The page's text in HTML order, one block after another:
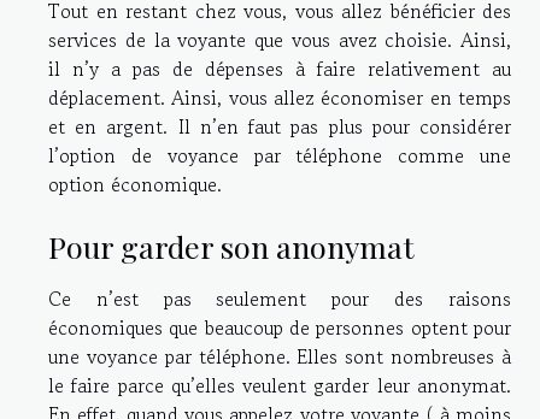
Tout en restant chez vous, vous allez bénéficier des
services de la voyante que vous avez choisie. Ainsi,
il n’y a pas de dépenses à faire relativement au
déplacement. Ainsi, vous allez économiser en temps
et en argent. Il n’en faut pas plus pour considérer
l’option de voyance par téléphone comme une
option économique.
Pour garder son anonymat
Ce n’est pas seulement pour des raisons
économiques que beaucoup de personnes optent pour
une voyance par téléphone. Elles sont nombreuses à
le faire parce qu’elles veulent garder leur anonymat.